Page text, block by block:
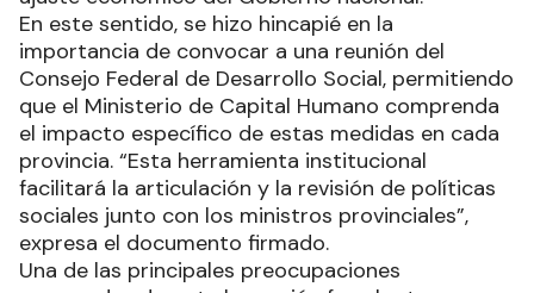
En este sentido, se hizo hincapié en la
importancia de convocar a una reunión del
Consejo Federal de Desarrollo Social, permitiendo
que el Ministerio de Capital Humano comprenda
el impacto específico de estas medidas en cada
provincia. “Esta herramienta institucional
facilitará la articulación y la revisión de políticas
sociales junto con los ministros provinciales”,
expresa el documento firmado.
Una de las principales preocupaciones